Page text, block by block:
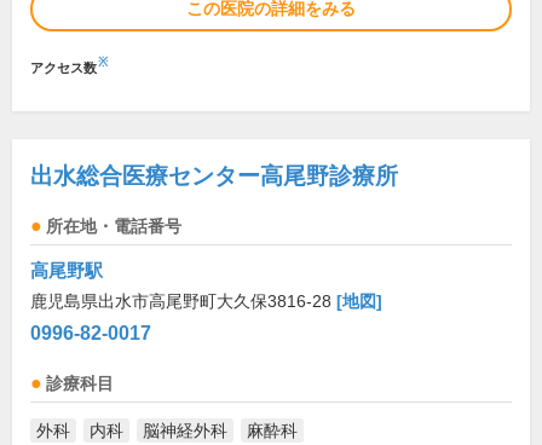
この医院の詳細をみる
アクセス数※
出水総合医療センター高尾野診療所
所在地・電話番号
高尾野駅
鹿児島県出水市高尾野町大久保3816-28 [地図]
0996-82-0017
診療科目
外科 内科 脳神経外科 麻酔科